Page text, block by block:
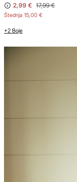
2,99 € 17,99 €
Štednja 15,00 €
+2 Boje